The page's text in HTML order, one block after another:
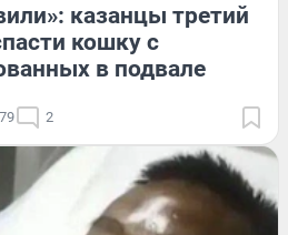
казанцы третий
кошку с
в подвале
2